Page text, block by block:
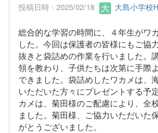
投稿日時 : 2025/02/18 大島小学校
総合的な学習の時間に、４年生がワ
した。今回は保護者の皆様にもご協
抜きと袋詰めの作業を行いました。
領を教わり、子供たちは次第に手際
できました。袋詰めしたワカメは、
いただいた方々にプレゼントする予
カメは、菊田様のご配慮により、全
ました。菊田様、ご協力いただいた
がとうございました。